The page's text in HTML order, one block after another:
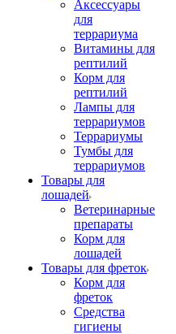
Аксессуары
для
террариума
Витамины для
рептилий
Корм для
рептилий
Лампы для
террариумов
Террариумы
Тумбы для
террариумов
Товары для
лошадей
Ветеринарные
препараты
Корм для
лошадей
Товары для фреток
Корм для
фреток
Средства
гигиены